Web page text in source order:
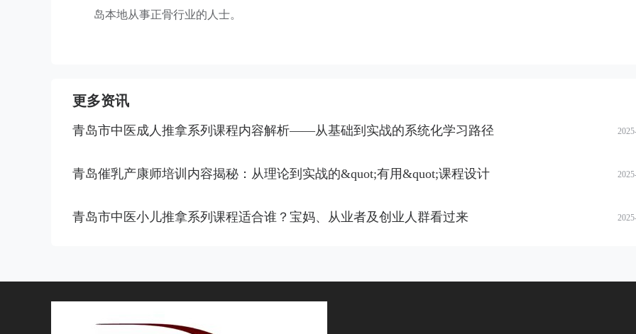
岛本地从事正骨行业的人士。
更多资讯
青岛市中医成人推拿系列课程内容解析——从基础到实战的系统化学习路径
青岛催乳产康师培训内容揭秘：从理论到实战的&quot;有用&quot;课程设计
青岛市中医小儿推拿系列课程适合谁？宝妈、从业者及创业人群看过来